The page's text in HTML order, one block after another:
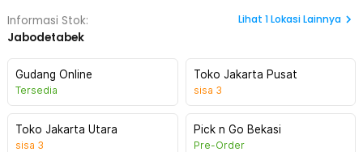
Informasi Stok:
Jabodetabek
Lihat 1Lokasi Lainnya
Gudang Online
Tersedia
Toko Jakarta Pusat
sisa 3
Toko Jakarta Utara
sisa 3
Pick n Go Bekasi
Pre-Order